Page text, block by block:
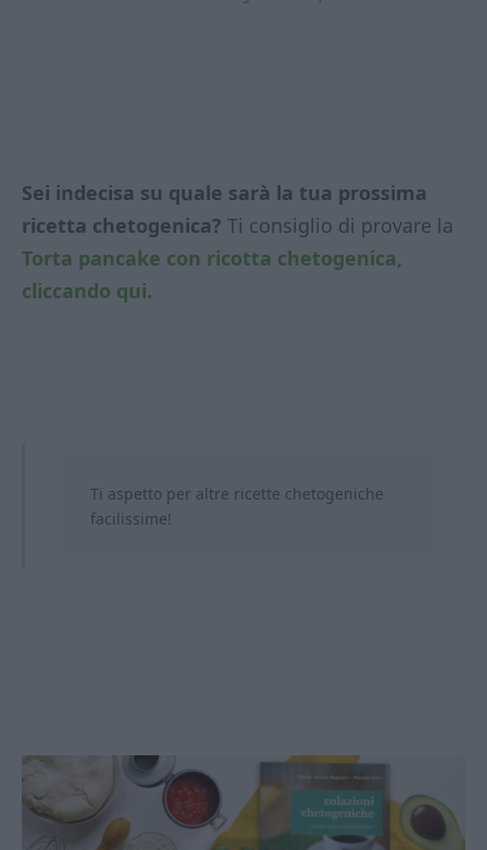
Sei indecisa su quale sarà la tua prossima
ricetta chetogenica? Ti consiglio di provare la
Torta pancake con ricotta chetogenica,
cliccando qui.
Ti aspetto per altre ricette chetogeniche
facilissime!